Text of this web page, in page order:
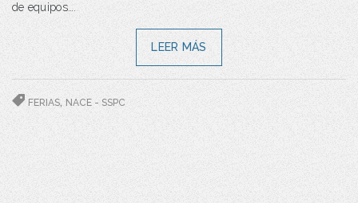
de equipos….
LEER MÁS
FERIAS, NACE - SSPC